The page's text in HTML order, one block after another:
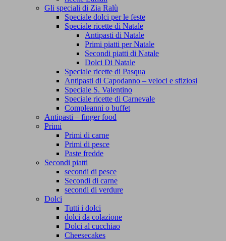
Gli speciali di Zia Ralù
Speciale dolci per le feste
Speciale ricette di Natale
Antipasti di Natale
Primi piatti per Natale
Secondi piatti di Natale
Dolci Di Natale
Speciale ricette di Pasqua
Antipasti di Capodanno – veloci e sfiziosi
Speciale S. Valentino
Speciale ricette di Carnevale
Compleanni o buffet
Antipasti – finger food
Primi
Primi di carne
Primi di pesce
Paste fredde
Secondi piatti
secondi di pesce
Secondi di carne
secondi di verdure
Dolci
Tutti i dolci
dolci da colazione
Dolci al cucchiao
Cheesecakes